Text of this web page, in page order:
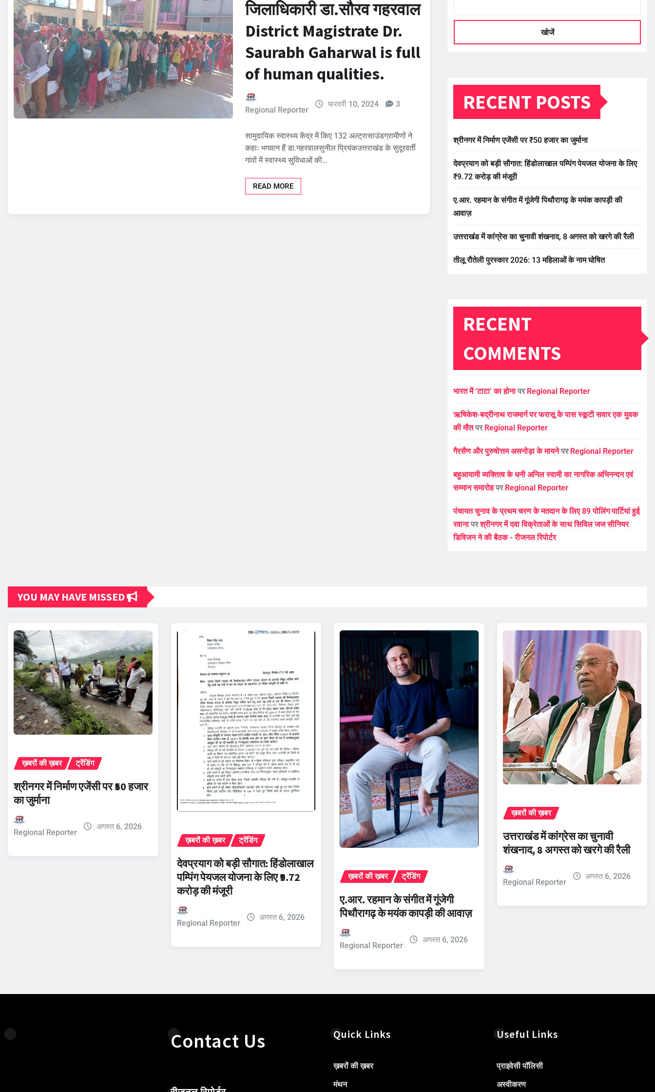
जिलाधिकारी डा.सौरव गहरवाल
District Magistrate Dr.
Saurabh Gaharwal is full
of human qualities.
Regional Reporter
फरवरी 10, 2024 3
सामुदायिक स्वास्थ्य केंद्र में किए 132 अल्ट्रासाउंडग्रामीणों ने
कहाः भगवान हैं डा.गहरवालसुनील प्रियंकउत्तराखंड के सुदूरवर्ती
गांवों में स्वास्थ्य सुविधाओं की…
READ MORE
खोजें
RECENT POSTS
श्रीनगर में निर्माण एजेंसी पर ₹50 हजार का जुर्माना
देवप्रयाग को बड़ी सौगात: हिंडोलाखाल पम्पिंग पेयजल योजना के लिए
₹9.72 करोड़ की मंजूरी
ए.आर. रहमान के संगीत में गूंजेगी पिथौरागढ़ के मयंक कापड़ी की
आवाज़
उत्तराखंड में कांग्रेस का चुनावी शंखनाद, 8 अगस्त को खरगे की रैली
तीलू रौतेली पुरस्कार 2026: 13 महिलाओं के नाम घोषित
RECENT
COMMENTS
भारत में ‘टाटा’ का होनापर Regional Reporter
ऋषिकेश-बद्रीनाथ राजमार्ग पर फरासू के पास स्कूटी सवार एक युवक
की मौतपर Regional Reporter
गैरसैण और पुरुषोत्तम असनोड़ा के मायनेपर Regional Reporter
बहुआयामी व्यक्तित्व के धनी अनिल स्वामी का नागरिक अभिनन्दन एवं
सम्मान समारोहपर Regional Reporter
पंचायत चुनाव के प्रथम चरण के मतदान के लिए 89 पोलिंग पार्टियां हुई
रवानापरश्रीनगर में दवा विक्रेताओं के साथ सिविल जज सीनियर
डिविजन ने की बैठक - रीजनल रिपोर्टर
YOU MAY HAVE MISSED
ख़बरों की ख़बर ट्रेंडिंग
श्रीनगर में निर्माण एजेंसी पर ₹50 हजार
का जुर्माना
Regional Reporter
अगस्त 6, 2026
ख़बरों की ख़बर
ट्रेंडिंग
देवप्रयाग को बड़ी सौगात: हिंडोलाखाल
पम्पिंग पेयजल योजना के लिए ₹9.72
करोड़ की मंजूरी
Regional Reporter
अगस्त 6, 2026
ख़बरों की ख़बर ट्रेंडिंग
ए.आर. रहमान के संगीत में गूंजेगी
पिथौरागढ़ के मयंक कापड़ी की आवाज़
Regional Reporter
अगस्त 6, 2026
ख़बरों की ख़बर
उत्तराखंड में कांग्रेस का चुनावी
शंखनाद, 8 अगस्त को खरगे की रैली
Regional Reporter
अगस्त 6, 2026
Contact Us Quick Links
ख़बरों की ख़बर
मंथन
Useful Links
प्राइवेसी पॉलिसी
अस्वीकरण